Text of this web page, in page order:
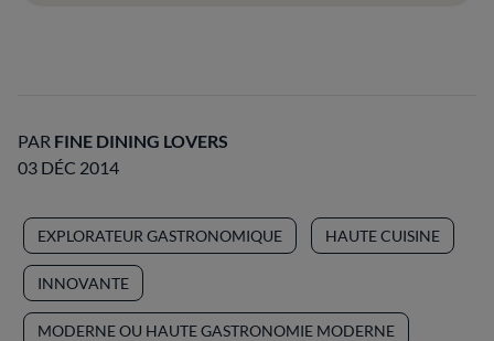
PAR FINE DINING LOVERS
03 DÉC 2014
EXPLORATEUR GASTRONOMIQUE HAUTE CUISINE
INNOVANTE
MODERNE OU HAUTE GASTRONOMIE MODERNE